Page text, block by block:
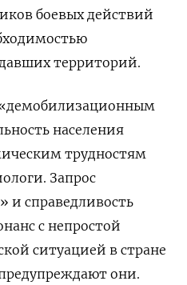
боевых действий
территорий.
«демобилизационным
населения
трудностям
Запрос
и справедливость
с непростой
ситуацией в стране
они.